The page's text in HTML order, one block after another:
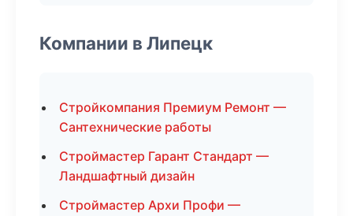
Компании в Липецк
Стройкомпания Премиум Ремонт —
Сантехнические работы
Строймастер Гарант Стандарт —
Ландшафтный дизайн
Строймастер Архи Профи —